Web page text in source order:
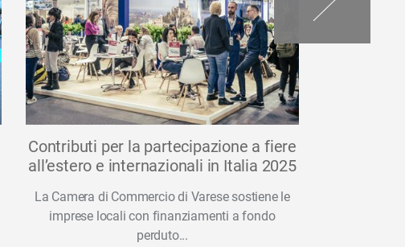
Contributi per la partecipazione a fiere
all’estero e internazionali in Italia 2025
La Camera di Commercio di Varese sostiene le
imprese locali con finanziamenti a fondo
perduto...